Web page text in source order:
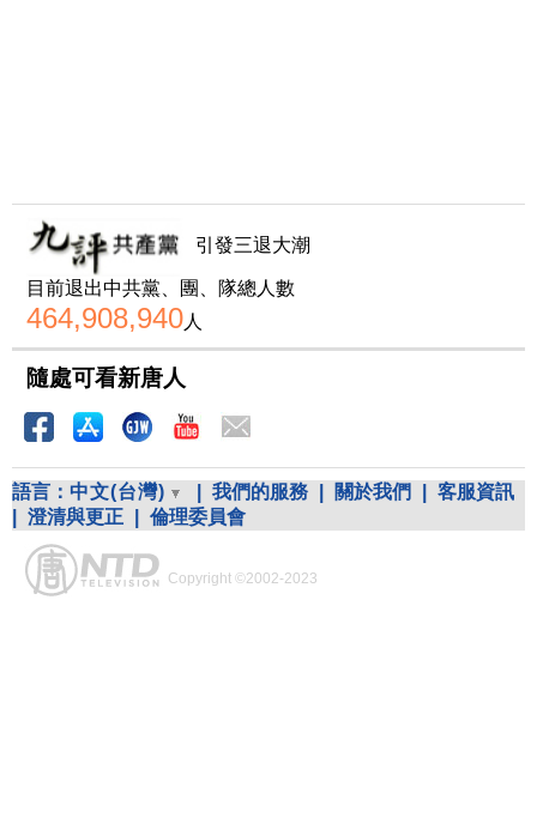
引發三退大潮
目前退出中共黨、團、隊總人數
464,908,940人
隨處可看新唐人
語言： 中文(台灣) 我們的服務 關於我們
客服資訊
澄清與更正 倫理委員會
Copyright ©2002-2023